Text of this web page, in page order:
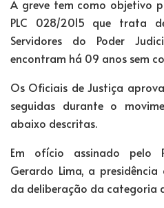
A greve tem como objetivo
PLC 028/2015 que trata
Servidores do Poder
encontram há 09 anos sem
Os Oficiais de Justiça
seguidas durante o
abaixo descritas.
Em ofício assinado pelo
Gerardo Lima, a
da deliberação da categoria